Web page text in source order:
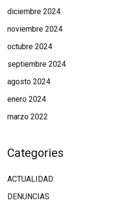
diciembre 2024
noviembre 2024
octubre 2024
septiembre 2024
agosto 2024
enero 2024
marzo 2022
Categories
ACTUALIDAD
DENUNCIAS